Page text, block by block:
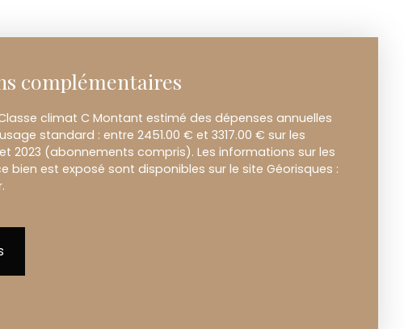
complémentaires
climat C Montant estimé des dépenses annuelles
standard : entre 2451.00 € et 3317.00 € sur les
et 2023 (abonnements compris). Les informations sur les
bien est exposé sont disponibles sur le site Géorisques :